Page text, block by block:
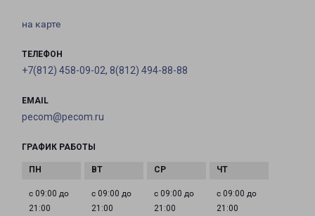
на карте
ТЕЛЕФОН
+7(812) 458-09-02, 8(812) 494-88-88
EMAIL
pecom@pecom.ru
ГРАФИК РАБОТЫ
с 09:00 до
21:00
с 09:00 до
21:00
с 09:00 до
21:00
с 09:00 до
21:00